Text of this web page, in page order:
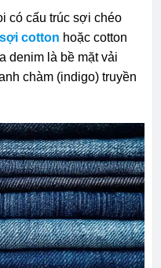
có cấu trúc sợi chéo
sợi cotton hoặc cotton
denim là bề mặt vải
chàm (indigo) truyền